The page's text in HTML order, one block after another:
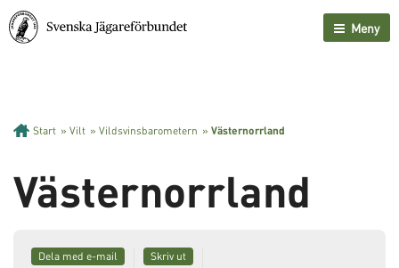
Meny
Start » Vilt » Vildsvinsbarometern » Västernorrland
Västernorrland
Dela med e-mail Skriv ut